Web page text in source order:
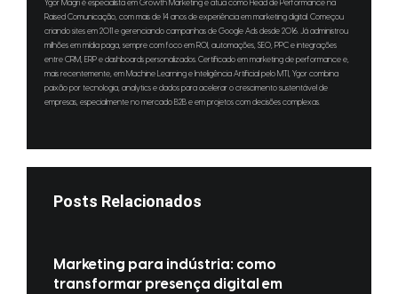
Ygor Magri é especialista em Growth Marketing e atua como Head de Performance na
Raised Comunicação, com mais de 14 anos de experiência em marketing digital. Começou
criando sites em 2011 e gerenciando campanhas de Google Ads desde 2016. Já administrou
milhões em mídia paga, sempre com foco em ROI, automações, SEO, PPC e integrações
entre CRM, ERP e dashboards personalizados. Certificado em marketing de performance e,
mais recentemente, em Machine Learning e Inteligência Artificial pelo MTI, Ygor combina
paixão por tecnologia, analytics e dados para acelerar o crescimento sustentável de
empresas, especialmente no mercado B2B e em projetos com decisões complexas.
Posts Relacionados
Marketing para indústria: como
transformar presença digital em